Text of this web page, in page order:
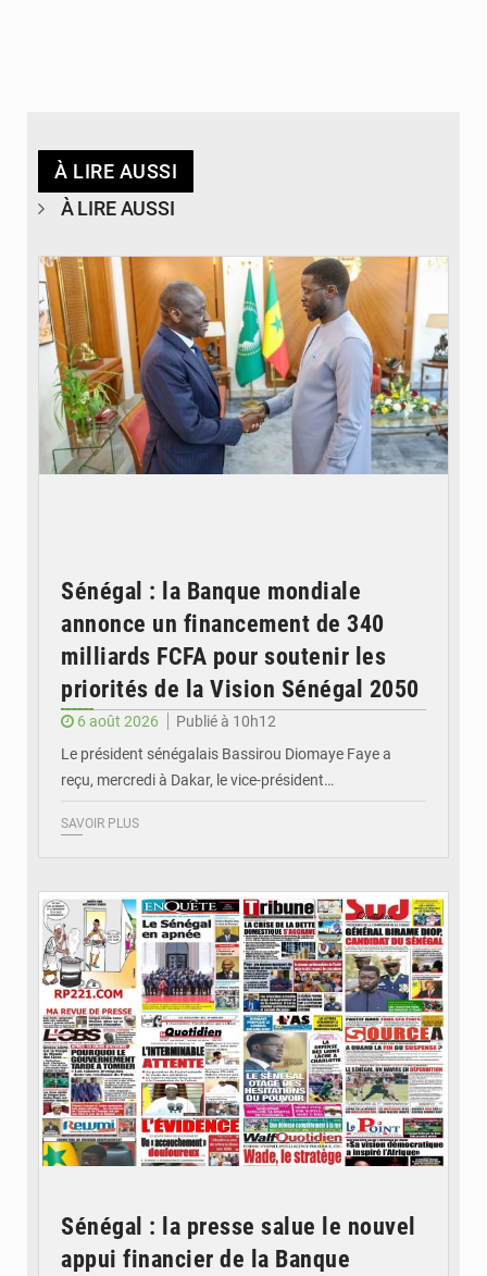
À LIRE AUSSI
À LIRE AUSSI
Sénégal : la Banque mondiale
annonce un financement de 340
milliards FCFA pour soutenir les
priorités de la Vision Sénégal 2050
6 août 2026
Publié à 10h12
Le président sénégalais Bassirou Diomaye Faye a
reçu, mercredi à Dakar, le vice-président…
SAVOIR PLUS
Sénégal : la presse salue le nouvel
appui financier de la Banque